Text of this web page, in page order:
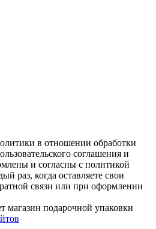
в отношении обработки
соглашения и
и согласны с политикой
раз, когда оставляете свои
связи или при оформлении
магазин подарочной упаковки